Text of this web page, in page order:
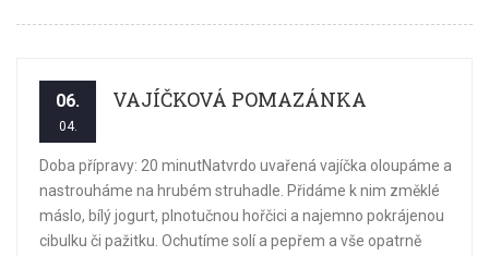
06.
04.
VAJÍČKOVÁ POMAZÁNKA
Doba přípravy: 20 minutNatvrdo uvařená vajíčka oloupáme a
nastrouháme na hrubém struhadle. Přidáme k nim změklé
máslo, bílý jogurt, plnotučnou hořčici a najemno pokrájenou
cibulku či pažitku. Ochutíme solí a pepřem a vše opatrně